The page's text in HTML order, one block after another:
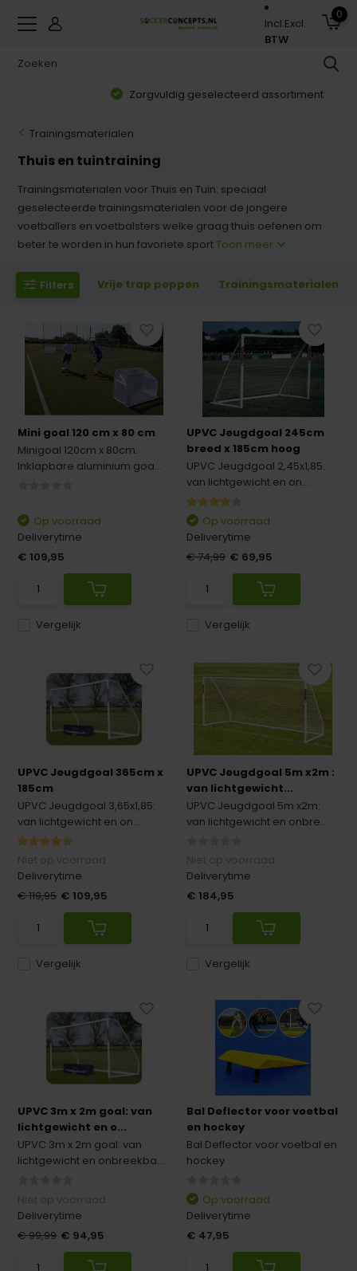
Incl.Excl.
BTW
0
Zorgvuldig geselecteerd assortiment
Trainingsmaterialen
Thuis en tuintraining
Trainingsmaterialen voor Thuis en Tuin: speciaal
geselecteerde trainingsmaterialen voor de jongere
voetballers en voetbalsters welke graag thuis oefenen om
beter te worden in hun favoriete sportToon meer
Filters Vrije trap poppen Trainingsmaterialen
Mini goal 120 cm x 80 cm
Minigoal 120cm x 80cm.
Inklapbare aluminium goa...
Vergelijk
Op voorraad
Deliverytime
€ 109,95
UPVC Jeugdgoal 245cm
breed x 185cm hoog
UPVC Jeugdgoal 2,45x1,85:
van lichtgewicht en on...
Vergelijk
Op voorraad
Deliverytime
€ 74,99 € 69,95
UPVC Jeugdgoal 365cm x
185cm
UPVC Jeugdgoal 3,65x1,85:
van lichtgewicht en on...
Vergelijk
Deliverytime
€ 119,95 € 109,95
UPVC Jeugdgoal 5m x2m :
van lichtgewicht...
UPVC Jeugdgoal 5m x2m:
van lichtgewicht en onbre...
Vergelijk
Deliverytime
€ 184,95
UPVC 3m x 2m goal: van
lichtgewicht en o...
UPVC 3m x 2m goal: van
lichtgewicht en onbreekba...
Deliverytime
€ 99,99 € 94,95
Bal Deflector voor voetbal
en hockey
Bal Deflector voor voetbal en
hockey
Op voorraad
Deliverytime
€ 47,95